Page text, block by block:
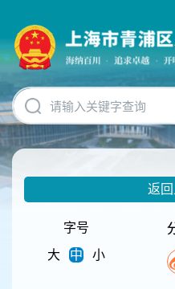
碍
操
明
跳
转
到
网
返
字号
大
中 小